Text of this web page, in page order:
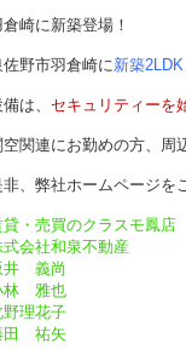
倉崎に新築登場！
佐野市羽倉崎に新築
は、 セキュリティーを
空関連にお勤めの方、周
非、弊社ホームページを
貸・売買のクラスモ鳳店
式会社和泉不動産
井 義尚
林 雅也
野理花子
田 祐矢